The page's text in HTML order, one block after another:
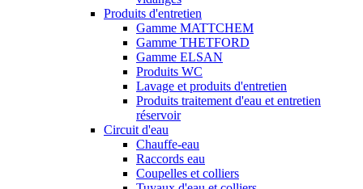
Produits d'entretien
Gamme MATTCHEM
Gamme THETFORD
Gamme ELSAN
Produits WC
Lavage et produits d'entretien
Produits traitement d'eau et entretien
réservoir
Circuit d'eau
Chauffe-eau
Raccords eau
Coupelles et colliers